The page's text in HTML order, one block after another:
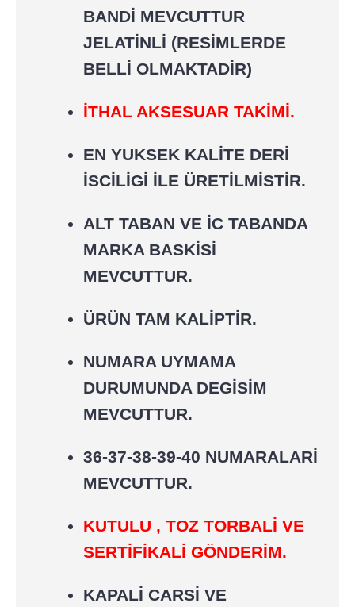
BANDİ MEVCUTTUR
JELATİNLİ (RESİMLERDE
BELLİ OLMAKTADİR)
İTHAL AKSESUAR TAKİMİ.
EN YUKSEK KALİTE DERİ
İSCİLİGİ İLE ÜRETİLMİSTİR.
ALT TABAN VE İC TABANDA
MARKA BASKİSİ
MEVCUTTUR.
ÜRÜN TAM KALİPTİR.
NUMARA UYMAMA
DURUMUNDA DEGİSİM
MEVCUTTUR.
36-37-38-39-40 NUMARALARİ
MEVCUTTUR.
KUTULU , TOZ TORBALİ VE
SERTİFİKALİ GÖNDERİM.
KAPALİ CARSİ VE